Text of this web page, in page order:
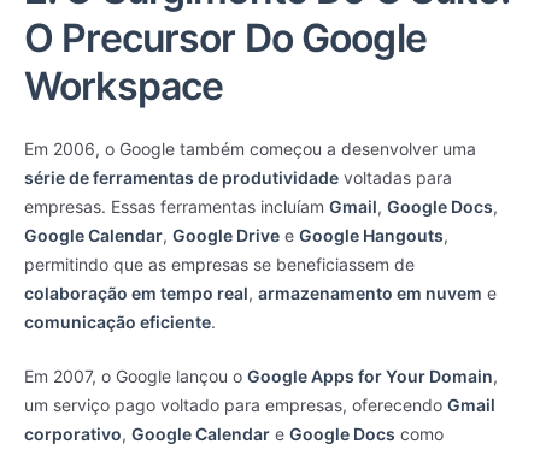
O Precursor Do Google
Workspace
Em 2006, o Google também começou a desenvolver uma
série de ferramentas de produtividade voltadas para
empresas. Essas ferramentas incluíam Gmail, Google Docs,
Google Calendar, Google Drive e Google Hangouts,
permitindo que as empresas se beneficiassem de
colaboração em tempo real, armazenamento em nuvem e
comunicação eficiente.
Em 2007, o Google lançou o Google Apps for Your Domain,
um serviço pago voltado para empresas, oferecendo Gmail
corporativo, Google Calendar e Google Docs como